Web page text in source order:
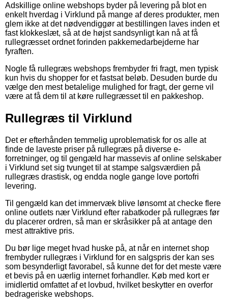
Adskillige online webshops byder på levering på blot en
enkelt hverdag i Virklund på mange af deres produkter, men
glem ikke at det nødvendiggør at bestillingen laves inden et
fast klokkeslæt, så at de højst sandsynligt kan nå at få
rullegræsset ordnet forinden pakkemedarbejderne har
fyraften.
Nogle få rullegræs webshops frembyder fri fragt, men typisk
kun hvis du shopper for et fastsat beløb. Desuden burde du
vælge den mest betalelige mulighed for fragt, der gerne vil
være at få dem til at køre rullegræsset til en pakkeshop.
Rullegræs til Virklund
Det er efterhånden temmelig uproblematisk for os alle at
finde de laveste priser på rullegræs på diverse e-
forretninger, og til gengæld har massevis af online selskaber
i Virklund set sig tvunget til at stampe salgsværdien på
rullegræs drastisk, og endda nogle gange love portofri
levering.
Til gengæld kan det immervæk blive lønsomt at checke flere
online outlets nær Virklund efter rabatkoder på rullegræs før
du placerer ordren, så man er skråsikker på at antage den
mest attraktive pris.
Du bør lige meget hvad huske på, at når en internet shop
frembyder rullegræs i Virklund for en salgspris der kan ses
som besynderligt favorabel, så kunne det for det meste være
et bevis på en uærlig internet forhandler. Køb med kort er
imidlertid omfattet af et lovbud, hvilket beskytter en overfor
bedrageriske webshops.